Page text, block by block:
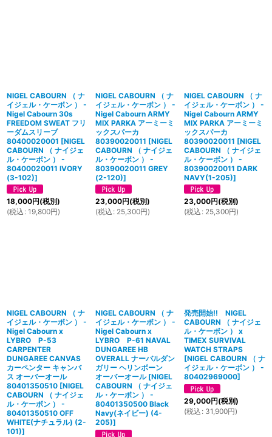
NIGEL CABOURN （ ナ
イジェル・ケーボン ） -
Nigel Cabourn 30s
FREEDOM SWEAT フリ
ーダムスリーブ
80400020001 [NIGEL
CABOURN （ ナイジェ
ル・ケーボン ） -
80400020011 IVORY
(3-102)]
18,000円(税別)
(税込 : 19,800円)
NIGEL CABOURN （ ナ
イジェル・ケーボン ） -
Nigel Cabourn ARMY
MIX PARKA アーミーミ
ックスパーカ
80390020011 [NIGEL
CABOURN （ ナイジェ
ル・ケーボン ） -
80390020011 GREY
(2-120)]
23,000円(税別)
(税込 : 25,300円)
NIGEL CABOURN （ ナ
イジェル・ケーボン ） -
Nigel Cabourn ARMY
MIX PARKA アーミーミ
ックスパーカ
80390020011 [NIGEL
CABOURN （ ナイジェ
ル・ケーボン ） -
80390020011 DARK
NAVY(1-205)]
23,000円(税別)
(税込 : 25,300円)
NIGEL CABOURN （ ナ
イジェル・ケーボン ） -
Nigel Cabourn x
LYBRO P-53
CARPENTER
DUNGAREE CANVAS
カーペンター キャンバ
ス オーバーオール
80401350510 [NIGEL
CABOURN （ ナイジェ
ル・ケーボン ） -
80401350510 OFF
WHITE(ナチュラル) (2-
101)]
NIGEL CABOURN （ ナ
イジェル・ケーボン ） -
Nigel Cabourn x
LYBRO P-61 NAVAL
DUNGAREE HB
OVERALL ナーバルダン
ガリー ヘリンボーン
オーバーオール [NIGEL
CABOURN （ ナイジェ
ル・ケーボン ） -
80401350500 Black
Navy(ネイビー) (4-
205)]
発売開始!! NIGEL
CABOURN （ ナイジェ
ル・ケーボン ） x
TIMEX SURVIVAL
WATCH STRAPS
[NIGEL CABOURN （ ナ
イジェル・ケーボン ） -
80402969000]
29,000円(税別)
(税込 : 31,900円)